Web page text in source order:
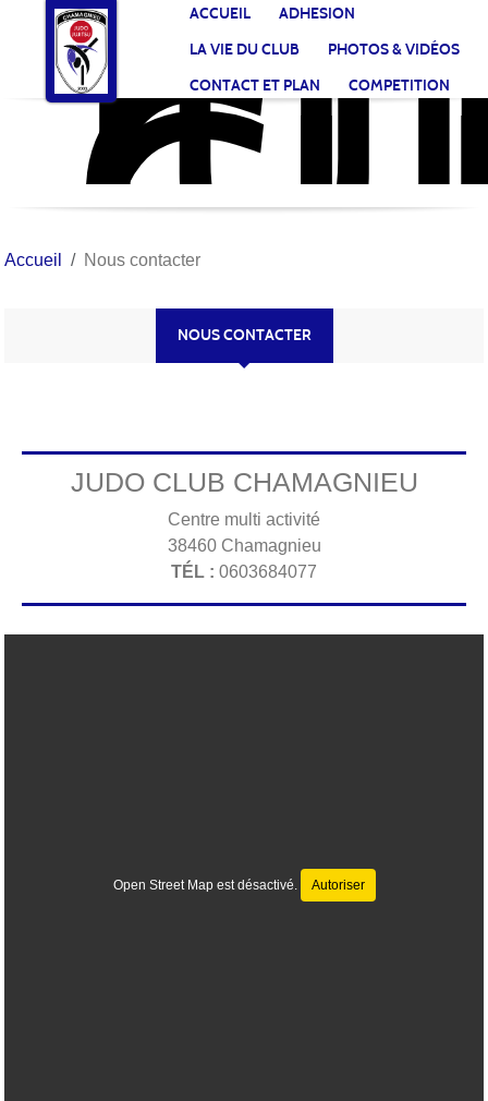
ACCUEIL
ADHESION
LA VIE DU CLUB
PHOTOS & VIDÉOS
CONTACT ET PLAN
COMPETITION
Accueil Nous contacter
NOUS CONTACTER
JUDO CLUB CHAMAGNIEU
Centre multi activité
38460 Chamagnieu
TÉL : 0603684077
Open Street Map est désactivé. Autoriser
Panneau de gestion des cookies